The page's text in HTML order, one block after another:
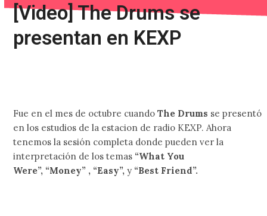
[Video] The Drums se
presentan en KEXP
Fue en el mes de octubre cuandoThe Drums se presentó
en los estudios de la estacion de radio KEXP. Ahora
tenemos la sesión completa donde pueden ver la
interpretación de los temas “What You
Were”, “Money” , “Easy”,y “Best Friend”.